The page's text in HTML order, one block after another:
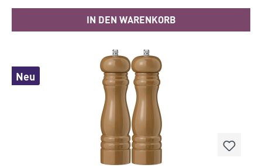
durch ein S oder P auf der Schraube oben.Durch
Auswechseln der Schraube kannst du es auch
wechseln.Maße: 21.5 cm hoch, Durchmesser 5,5
IN DEN WARENKORB
Neu